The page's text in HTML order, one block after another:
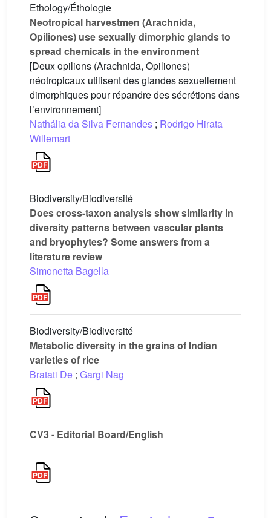
Ethology/Éthologie
Neotropical harvestmen (Arachnida,
Opiliones) use sexually dimorphic glands to
spread chemicals in the environment
[Deux opilions (Arachnida, Opiliones)
néotropicaux utilisent des glandes sexuellement
dimorphiques pour répandre des sécrétions dans
l’environnement]
Nathália da Silva Fernandes ; Rodrigo Hirata
Willemart
Biodiversity/Biodiversité
Does cross-taxon analysis show similarity in
diversity patterns between vascular plants
and bryophytes? Some answers from a
literature review
Simonetta Bagella
Biodiversity/Biodiversité
Metabolic diversity in the grains of Indian
varieties of rice
Bratati De ; Gargi Nag
CV3 - Editorial Board/English